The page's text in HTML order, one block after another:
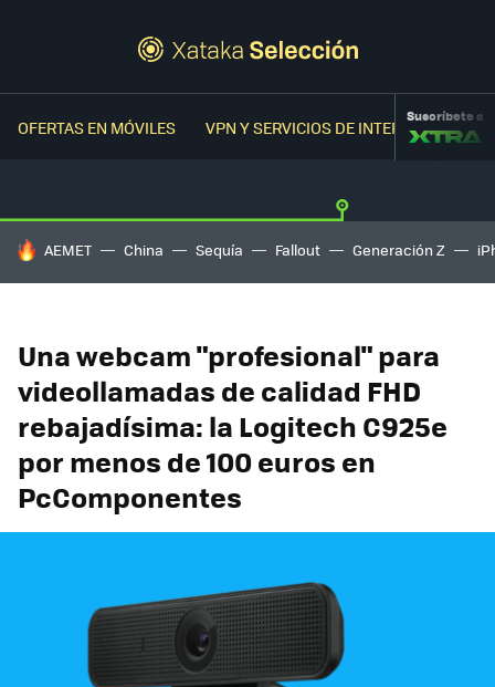
OFERTAS EN MÓVILES VPN Y SERVICIOS DE INTERNETSuscríbete a
HOY SE HABLA DE
AEMET China Sequía Fallout Generación Z
Una webcam "profesional" para
videollamadas de calidad FHD
rebajadísima: la Logitech C925e
por menos de 100 euros en
PcComponentes